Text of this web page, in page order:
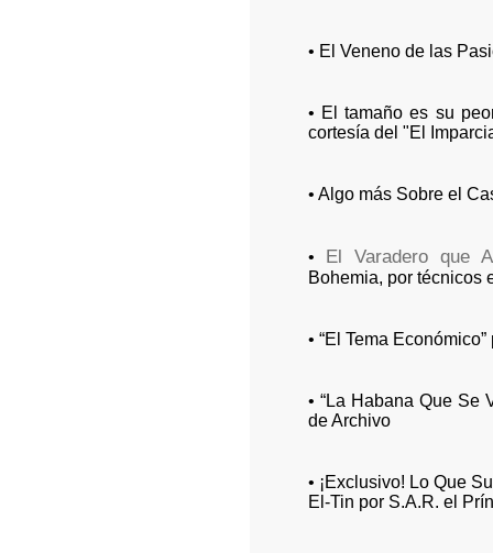
• El Veneno de las
• El tamaño es su
cortesía del "El
• Algo más Sobre el
• El Varadero que
Bohemia, por técnicos
• “El Tema
• “La Habana Que Se
de Archivo
• ¡Exclusivo! Lo Que
El-Tin por S.A.R. el